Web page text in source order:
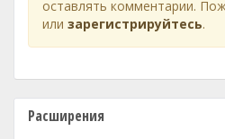
оставлять комментарии.
или зарегистрируйтесь.
Расширения